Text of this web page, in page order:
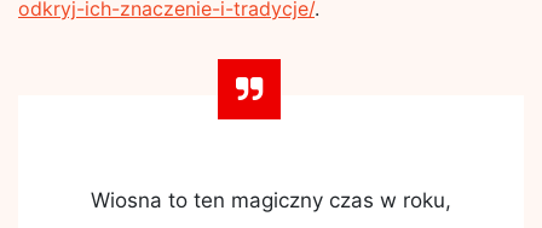
odkryj-ich-znaczenie-i-tradycje/.
Wiosna to ten magiczny czas w roku,